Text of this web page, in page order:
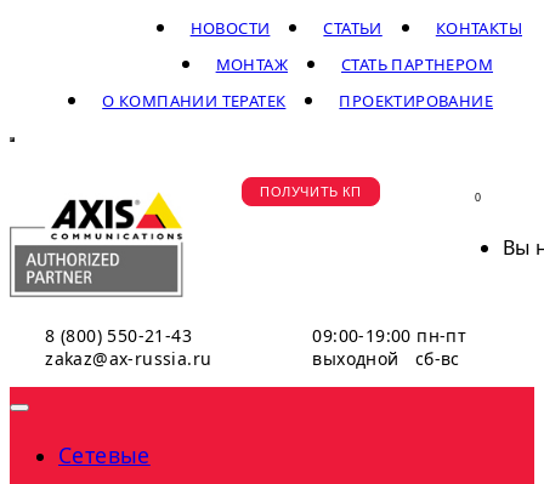
КОНТАКТЫ
СТАТЬИ
НОВОСТИ
СТАТЬ ПАРТНЕРОМ
МОНТАЖ
ПРОЕКТИРОВАНИЕ
О КОМПАНИИ ТЕРАТЕК
8 (800) 550-21-43
zakaz@ax-russia.ru
09:00-19:00 пн-пт
выходной сб-вс
ПОЛУЧИТЬ КП 0
Вы
Сетевые